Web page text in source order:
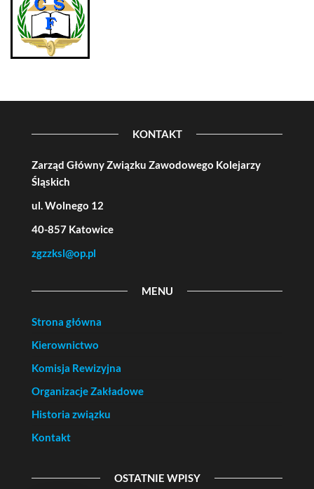
KONTAKT
Zarząd Główny Związku Zawodowego Kolejarzy
Śląskich
ul. Wolnego 12
40-857 Katowice
zgzzksl@op.pl
MENU
Strona główna
Kierownictwo
Komisja Rewizyjna
Organizacje Zakładowe
Historia związku
Kontakt
OSTATNIE WPISY